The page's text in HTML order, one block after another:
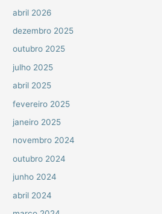
abril 2026
dezembro 2025
outubro 2025
julho 2025
abril 2025
fevereiro 2025
janeiro 2025
novembro 2024
outubro 2024
junho 2024
abril 2024